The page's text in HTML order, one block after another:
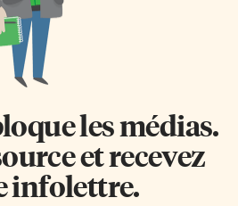
les médias.
et recevez
infolettre.